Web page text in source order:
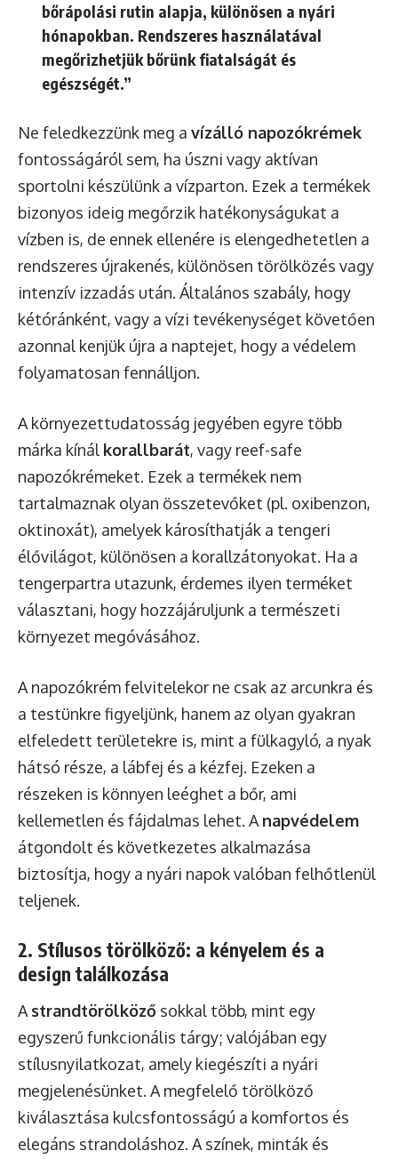
bőrápolási rutin alapja, különösen a nyári
hónapokban. Rendszeres használatával
megőrizhetjük bőrünk fiatalságát és
egészségét.”
Ne feledkezzünk meg a vízálló napozókrémek
fontosságáról sem, ha úszni vagy aktívan
sportolni készülünk a vízparton. Ezek a termékek
bizonyos ideig megőrzik hatékonyságukat a
vízben is, de ennek ellenére is elengedhetetlen a
rendszeres újrakenés, különösen törölközés vagy
intenzív izzadás után. Általános szabály, hogy
kétóránként, vagy a vízi tevékenységet követően
azonnal kenjük újra a naptejet, hogy a védelem
folyamatosan fennálljon.
A környezettudatosság jegyében egyre több
márka kínál korallbarát, vagy reef-safe
napozókrémeket. Ezek a termékek nem
tartalmaznak olyan összetevőket (pl. oxibenzon,
oktinoxát), amelyek károsíthatják a tengeri
élővilágot, különösen a korallzátonyokat. Ha a
tengerpartra utazunk, érdemes ilyen terméket
választani, hogy hozzájáruljunk a természeti
környezet megóvásához.
A napozókrém felvitelekor ne csak az arcunkra és
a testünkre figyeljünk, hanem az olyan gyakran
elfeledett területekre is, mint a fülkagyló, a nyak
hátsó része, a lábfej és a kézfej. Ezeken a
részeken is könnyen leéghet a bőr, ami
kellemetlen és fájdalmas lehet. A napvédelem
átgondolt és következetes alkalmazása
biztosítja, hogy a nyári napok valóban felhőtlenül
teljenek.
2. Stílusos törölköző: a kényelem és a
design találkozása
A strandtörölköző sokkal több, mint egy
egyszerű funkcionális tárgy; valójában egy
stílusnyilatkozat, amely kiegészíti a nyári
megjelenésünket. A megfelelő törölköző
kiválasztása kulcsfontosságú a komfortos és
elegáns strandoláshoz. A színek, minták és